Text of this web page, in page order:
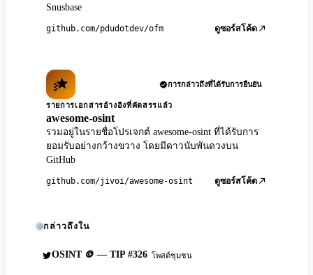
Snusbase
github.com/pdudotdev/ofm ดูซอร์สโค้ด
การกล่าวถึงที่ได้รับการยืนยัน
รายการเอกสารอ้างอิงที่คัดสรรแล้ว
awesome-osint
รวมอยู่ในรายชื่อโปรเจกต์ awesome-osint ที่ได้รับการ
ยอมรับอย่างกว้างขวาง โดยมีดาวนับพันดวงบน
GitHub
github.com/jivoi/awesome-osint ดูซอร์สโค้ด
กล่าวถึงใน
OSINT 🪙 — TIP #326 โพสต์ชุมชน